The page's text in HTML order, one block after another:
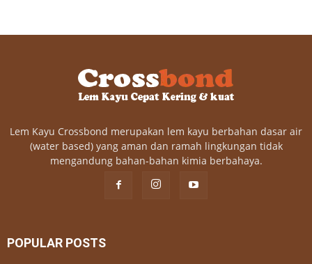
Lem Kayu Crossbond merupakan lem kayu berbahan dasar air
(water based) yang aman dan ramah lingkungan tidak
mengandung bahan-bahan kimia berbahaya.
POPULAR POSTS